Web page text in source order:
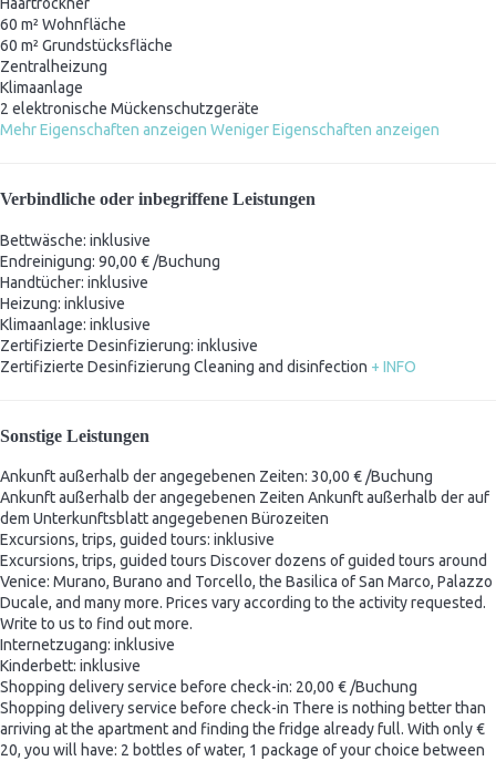
Haartrockner
60 m² Wohnfläche
60 m² Grundstücksfläche
Zentralheizung
Klimaanlage
2 elektronische Mückenschutzgeräte
Mehr Eigenschaften anzeigen Weniger Eigenschaften anzeigen
Verbindliche oder inbegriffene Leistungen
Bettwäsche: inklusive
Endreinigung: 90,00 € /Buchung
Handtücher: inklusive
Heizung: inklusive
Klimaanlage: inklusive
Zertifizierte Desinfizierung: inklusive
Zertifizierte Desinfizierung Cleaning and disinfection + INFO
Sonstige Leistungen
Ankunft außerhalb der angegebenen Zeiten: 30,00 € /Buchung
Ankunft außerhalb der angegebenen Zeiten Ankunft außerhalb der auf
dem Unterkunftsblatt angegebenen Bürozeiten
Excursions, trips, guided tours: inklusive
Excursions, trips, guided tours Discover dozens of guided tours around
Venice: Murano, Burano and Torcello, the Basilica of San Marco, Palazzo
Ducale, and many more. Prices vary according to the activity requested.
Write to us to find out more.
Internetzugang: inklusive
Kinderbett: inklusive
Shopping delivery service before check-in: 20,00 € /Buchung
Shopping delivery service before check-in There is nothing better than
arriving at the apartment and finding the fridge already full. With only €
20, you will have: 2 bottles of water, 1 package of your choice between